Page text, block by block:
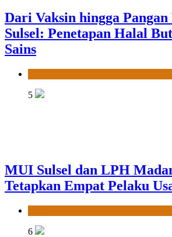
Dari Vaksin hingga
Sulsel: Penetapan Halal
Sains
5
MUI Sulsel dan LPH
Tetapkan Empat Pelaku
6